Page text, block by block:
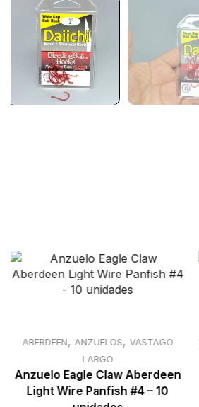
ABERDEEN,ANZUELOS, VASTAGO
LARGO
Anzuelo Eagle Claw Aberdeen
Light Wire Panfish #4 – 10